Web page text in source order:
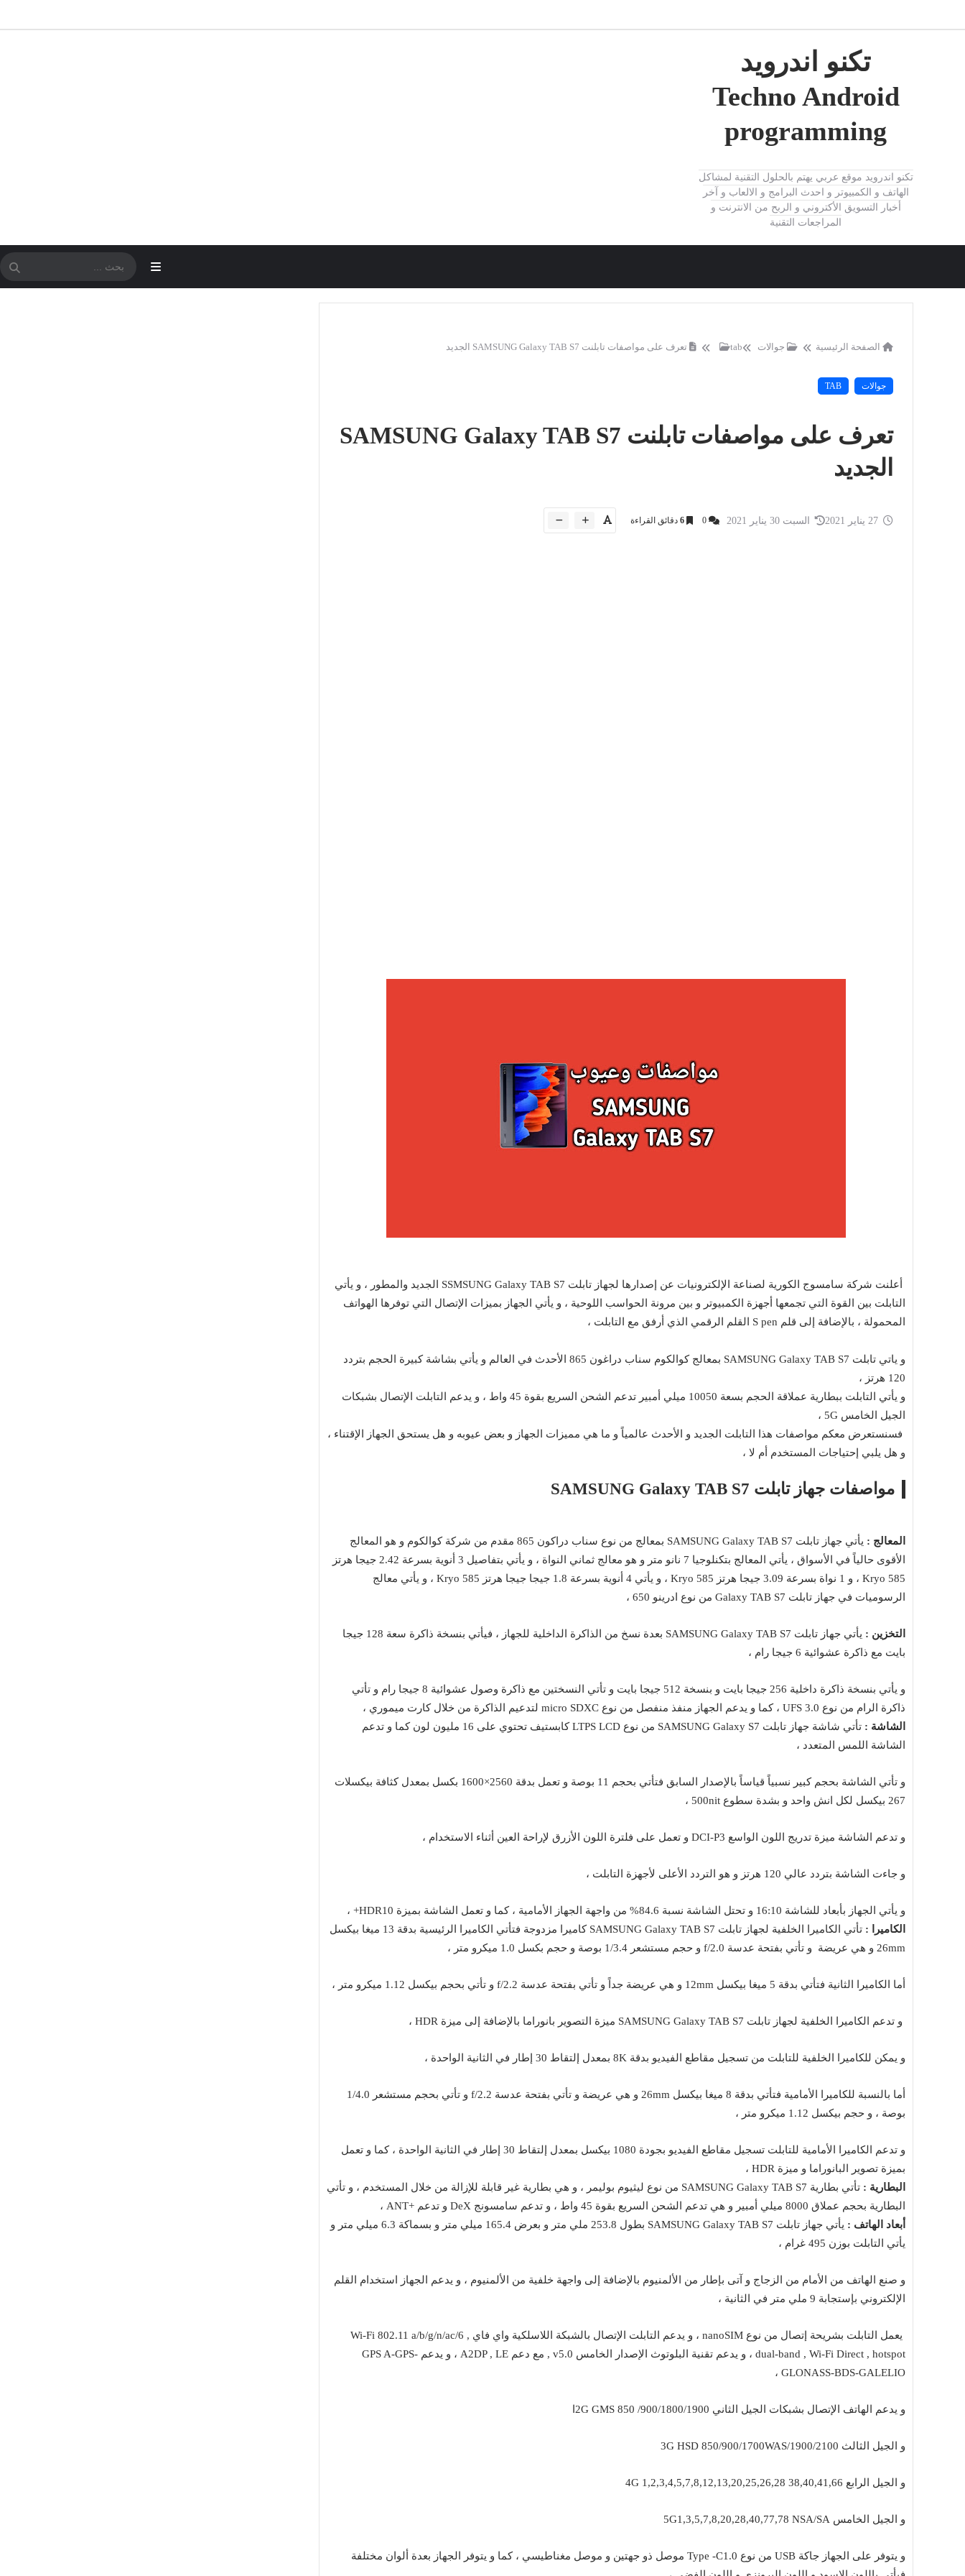
تكنو اندرويد
Techno Android
programming
تكنو اندرويد موقع عربي يهتم بالحلول التقنية لمشاكل
الهاتف و الكمبيوتر و احدث البرامج و الالعاب و آخر
أخبار التسويق الأكتروني و الربح من الانترنت و
المراجعات التقنية
الصفحة الرئيسية جوالات tab تعرف على مواصفات تابلنت SAMSUNG Galaxy TAB S7 الجديد
جوالات TAB
تعرف على مواصفات تابلنت SAMSUNG Galaxy TAB S7
الجديد
السبت 30 يناير 2021 0
6 دقائق القراءة
أعلنت شركة سامسوج الكورية لصناعة الإلكترونيات عن إصدارها لجهاز تابلت SSMSUNG Galaxy TAB S7 الجديد والمطور ، و يأتي
التابلت بين القوة التي تجمعها أجهزة الكمبيوتر و بين مرونة الحواسب اللوحية ، و يأتي الجهاز بميزات الإتصال التي توفرها الهواتف
المحمولة ، بالإضافة إلى قلم S pen القلم الرقمي الذي أرفق مع التابلت ،
و ياتي تابلت SAMSUNG Galaxy TAB S7 بمعالج كوالكوم سناب دراغون 865 الأحدث في العالم و يأتي بشاشة كبيرة الحجم بتردد
120 هرتز ،
و يأتي التابلت ببطارية عملاقة الحجم بسعة 10050 ميلي أمبير تدعم الشحن السريع بقوة 45 واط ، و يدعم التابلت الإتصال بشبكات
الجيل الخامس 5G ،
فسنستعرض معكم مواصفات هذا التابلت الجديد و الأحدث عالمياً و ما هي مميزات الجهاز و بعض عيوبه و هل يستحق الجهاز الإقتناء ،
و هل يلبي إحتياجات المستخدم أم لا ،
مواصفات جهاز تابلت SAMSUNG Galaxy TAB S7
المعالج :
يأتي جهاز تابلت SAMSUNG Galaxy TAB S7 بمعالج من نوع سناب دراكون 865 مقدم من شركة كوالكوم و هو المعالج
الأقوى حالياً في الأسواق ، يأتي المعالج بتكنلوجيا 7 نانو متر و هو معالج ثماني النواة ، و يأتي بتفاصيل 3 أنوية بسرعة 2.42 جيجا هرتز
Kryo 585 ، و 1 نواة بسرعة 3.09 جيجا هرتز Kryo 585 ، و يأتي 4 أنوية بسرعة 1.8 جيجا جيجا هرتز Kryo 585 ،
و يأتي معالج
الرسوميات في جهاز تابلت Galaxy TAB S7 من نوع ادرينو 650 ،
التخزين :
يأتي جهاز تابلت SAMSUNG Galaxy TAB S7 بعدة نسخ من الذاكرة الداخلية للجهاز ، فيأتي بنسخة ذاكرة سعة 128 جيجا
بايت مع ذاكرة عشوائية 6 جيجا رام ،
و يأتي بنسخة ذاكرة داخلية 256 جيجا بايت و بنسخة 512 جيجا بايت و تأتي النسختين مع ذاكرة وصول عشوائية 8 جيجا رام و تأتي
ذاكرة الرام من نوع UFS 3.0 ، كما و يدعم الجهاز منفذ منفصل من نوع micro SDXC لتدعيم الذاكرة من خلال كارت ميموري ،
الشاشة :
تأتي شاشة جهاز تابلت SAMSUNG Galaxy S7 من نوع LTPS LCD كابستيف تحتوي على 16 مليون لون كما و تدعم
الشاشة اللمس المتعدد ،
و تأتي الشاشة بحجم كبير نسبياً قياساً بالإصدار السابق فتأتي بحجم 11 بوصة و تعمل بدقة 2560×1600 بكسل بمعدل كثافة بيكسلات
267 بيكسل لكل انش واحد و بشدة سطوع 500nit ،
و تدعم الشاشة ميزة تدريج اللون الواسع DCI-P3 و تعمل على فلترة اللون الأزرق لإراحة العين أثناء الاستخدام ،
و جاءت الشاشة بتردد عالي 120 هرتز و هو التردد الأعلى لأجهزة التابلت ،
و يأتي الجهاز بأبعاد للشاشة 16:10 و تحتل الشاشة نسبة 84.6% من واجهة الجهاز الأمامية ، كما و تعمل الشاشة بميزة HDR10+ ،
الكاميرا :
تأتي الكاميرا الخلفية لجهاز تابلت SAMSUNG Galaxy TAB S7 كاميرا مزدوجة فتأتي الكاميرا الرئيسية بدقة 13 ميغا بيكسل
26mm و هي عريضة و تأتي بفتحة عدسة f/2.0
و حجم مستشعر 1/3.4 بوصة و حجم بكسل 1.0 ميكرو متر ،
أما الكاميرا الثانية فتأتي بدقة 5 ميغا بيكسل 12mm و هي عريضة جداً و تأتي بفتحة عدسة f/2.2 و تأتي بحجم بيكسل 1.12 ميكرو متر ،
و تدعم الكاميرا الخلفية لجهاز تابلت SAMSUNG Galaxy TAB S7 ميزة التصوير بانوراما بالإضافة إلى ميزة HDR ،
و يمكن للكاميرا الخلفية للتابلت من تسجيل مقاطع الفيديو بدقة 8K بمعدل إلتقاط 30 إطار في الثانية الواحدة ،
أما بالنسبة للكاميرا الأمامية فتأتي بدقة 8 ميغا بيكسل 26mm و هي عريضة و تأتي بفتحة عدسة f/2.2 و تأتي بحجم مستشعر 1/4.0
بوصة ، و حجم بيكسل 1.12 ميكرو متر ،
و تدعم الكاميرا الأمامية للتابلت تسجيل مقاطع الفيديو بجودة 1080 بيكسل بمعدل إلتقاط 30 إطار في الثانية الواحدة ، كما و تعمل
بميزة تصوير البانوراما و ميزة HDR ،
البطارية :
تأتي بطارية SAMSUNG Galaxy TAB S7 من نوع ليثيوم بوليمر ، و هي بطارية غير قابلة للإزالة من خلال المستخدم ، و تأتي
البطارية بحجم عملاق 8000 ميلي أمبير و هي تدعم الشحن السريع بقوة 45 واط ، و تدعم سامسونج DeX و تدعم +ANT ،
أبعاد الهاتف :
يأتي جهاز تابلت SAMSUNG Galaxy TAB S7 بطول 253.8 ملي متر و بعرض 165.4 ميلي متر و بسماكة 6.3 ميلي متر و
يأتي التابلت بوزن 495 غرام ،
و صنع الهاتف من الأمام من الزجاج و آتى بإطار من الألمنيوم بالإضافة إلى واجهة خلفية من الألمنيوم ، و يدعم الجهاز استخدام القلم
الإلكتروني بإستجابة 9 ملي متر في الثانية ،
يعمل التابلت بشريحة إتصال من نوع nanoSIM
، و يدعم التابلت الإتصال بالشبكة اللاسلكية واي فاي Wi-Fi 802.11 a/b/g/n/ac/6 ,
dual-band , Wi-Fi Direct , hotspot ، و يدعم تقنية البلوتوث الإصدار الخامس v5.0 , مع دعم A2DP , LE ، و يدعم GPS A-GPS-
GLONASS-BDS-GALELIO ،
و يدعم الهاتف الإتصال بشبكات الجيل الثاني 2G GMS 850 /900/1800/1900 ا
و الجيل الثالث 3G HSD 850/900/1700WAS/1900/2100
و الجيل الرابع 4G 1,2,3,4,5,7,8,12,13,20,25,26,28 38,40,41,66
و الجيل الخامس 5G1,3,5,7,8,20,28,40,77,78 NSA/SA
و يتوفر على الجهاز جاكة USB من نوع Type -C1.0 موصل ذو جهتين و موصل مغناطيسي ، كما و يتوفر الجهاز بعدة ألوان مختلفة